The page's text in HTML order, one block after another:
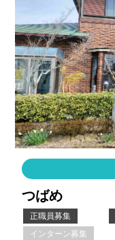
つばめ
正職員募集
インターン募集